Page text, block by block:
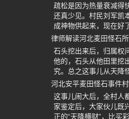
疏松是因为热量衰减得
还真少见。村民刘军凯
成神物供起来，现在好
律师解读河北麦田怪石
石头挖出来后，归属权
他的，石头从他田里挖
究。总之这事儿从天降
河北安平麦田怪石事件
这事儿闹大后，全村人
家鉴定后，大家伙儿既
正的“天降横财”，比买